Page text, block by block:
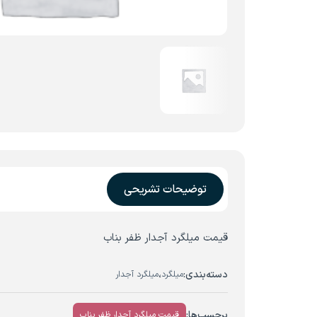
توضیحات تشریحی
قیمت میلگرد آجدار ظفر بناب
دسته‌بندی:میلگرد،میلگرد آجدار